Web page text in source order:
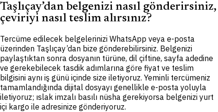
Taşlıçay’dan belgenizi nasıl gönderirsiniz,
çeviriyi nasıl teslim alırsınız?
Tercüme edilecek belgelerinizi WhatsApp veya e-posta
üzerinden Taşlıçay’dan bize gönderebilirsiniz. Belgenizi
paylaştıktan sonra dosyanın türüne, dil çiftine, sayfa adedine
ve gerekebilecek tasdik adımlarına göre fiyat ve teslim
bilgisini aynı iş günü içinde size iletiyoruz. Yeminli tercümeniz
tamamlandığında dijital dosyayı genellikle e-posta yoluyla
iletiyoruz; ıslak imzalı basılı nüsha gerekiyorsa belgenizi yurt
içi kargo ile adresinize gönderiyoruz.